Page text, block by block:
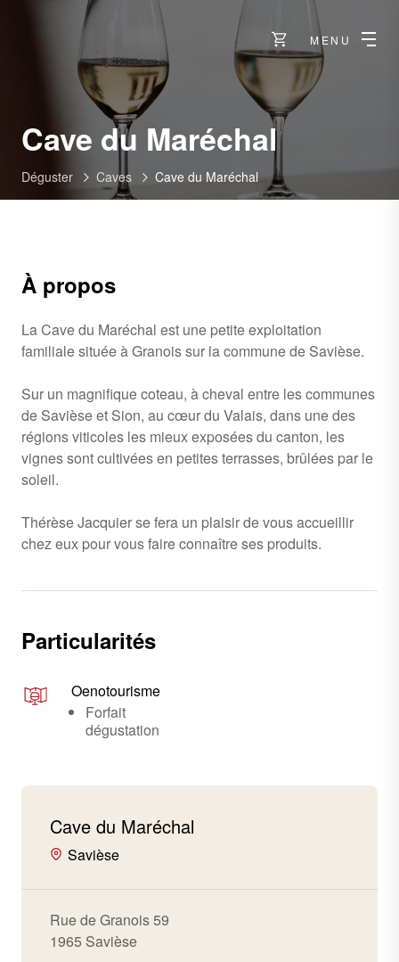
MENU
Cave du Maréchal-
Savièse
Déguster Caves Cave du Maréchal
À propos
La Cave du Maréchal est une petite exploitation
familiale située à Granois sur la commune de Savièse.
Sur un magnifique coteau, à cheval entre les communes
de Savièse et Sion, au cœur du Valais, dans une des
régions viticoles les mieux exposées du canton, les
vignes sont cultivées en petites terrasses, brûlées par le
soleil.
Thérèse Jacquier se fera un plaisir de vous accueillir
chez eux pour vous faire connaître ses produits.
Particularités
Oenotourisme
Forfait
dégustation
Cave du Maréchal
Savièse
Rue de Granois 59
1965 Savièse